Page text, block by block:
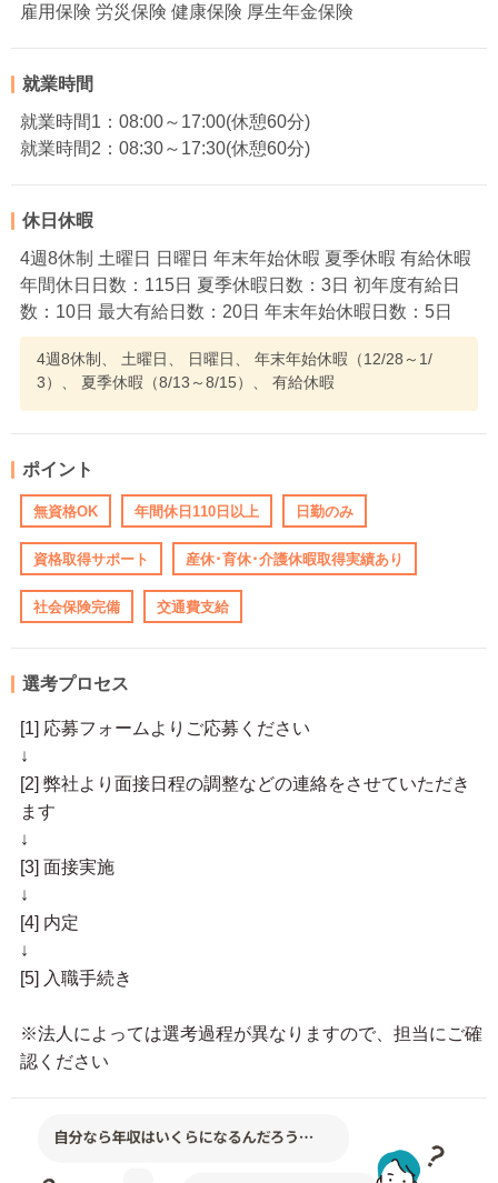
雇用保険 労災保険 健康保険 厚生年金保険
就業時間
就業時間1：08:00～17:00(休憩60分)
就業時間2：08:30～17:30(休憩60分)
休日休暇
4週8休制 土曜日 日曜日 年末年始休暇 夏季休暇 有給休暇
年間休日日数：115日 夏季休暇日数：3日 初年度有給日
数：10日 最大有給日数：20日 年末年始休暇日数：5日
4週8休制、 土曜日、 日曜日、 年末年始休暇（12/28～1/
3）、 夏季休暇（8/13～8/15）、 有給休暇
ポイント
無資格OK 年間休日110日以上 日勤のみ
資格取得サポート 産休･育休･介護休暇取得実績あり
社会保険完備 交通費支給
選考プロセス
[1] 応募フォームよりご応募ください
↓
[2] 弊社より面接日程の調整などの連絡をさせていただき
ます
↓
[3] 面接実施
↓
[4] 内定
↓
[5] 入職手続き
※法人によっては選考過程が異なりますので、担当にご確
認ください